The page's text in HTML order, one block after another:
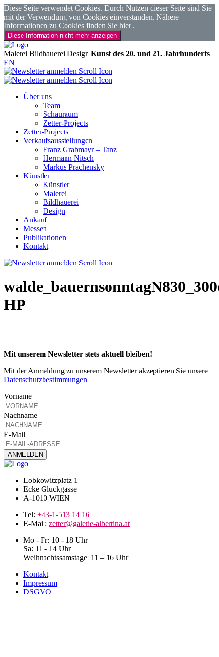
Diese Seite verwendet Cookies. Durch Nutzen dieser Seite sind Sie
mit der Verwendung von Cookies einverstanden. Nähere
Informationen zu Cookies finden Sie hier .
Diese Information nicht mehr anzeigen
Malerei Bildhauerei Design Kunst des 20. und 21. Jahrhunderts
EN
Über uns
Team
Schauraum
Zetter-Projects
Zetter-Projects
Verkaufsausstellungen
Franz Grabmayr – Tanz
Hermann Nitsch
Markus Prachensky
Künstler
Künstler
Malerei
Bildhauerei
Design
Ankauf
Messen
Publikationen
Kontakt
HP
Mit unserem Newsletter stets aktuell bleiben!
Mit der Anmeldung zu unserem Newsletter akzeptieren Sie unsere
Datenschutzbestimmungen.
Vorname
Nachname
E-Mail
Lobkowitzplatz 1
Ecke Gluckgasse
A-1010 WIEN
Tel: +43-1-513 14 16
E-Mail: zetter@galerie-albertina.at
Mo - Fr: 10 - 18 Uhr
Sa: 11 - 14 Uhr
Weihnachtssamstage: 11 – 16 Uhr
Kontakt
Impressum
DSGVO